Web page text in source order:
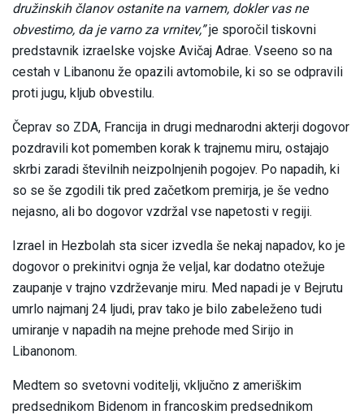
družinskih članov ostanite na varnem, dokler vas ne
obvestimo, da je varno za vrnitev,”je sporočil tiskovni
predstavnik izraelske vojske Avičaj Adrae. Vseeno so na
cestah v Libanonu že opazili avtomobile, ki so se odpravili
proti jugu, kljub obvestilu.
Čeprav so ZDA, Francija in drugi mednarodni akterji dogovor
pozdravili kot pomemben korak k trajnemu miru, ostajajo
skrbi zaradi številnih neizpolnjenih pogojev. Po napadih, ki
so se še zgodili tik pred začetkom premirja, je še vedno
nejasno, ali bo dogovor vzdržal vse napetosti v regiji.
Izrael in Hezbolah sta sicer izvedla še nekaj napadov, ko je
dogovor o prekinitvi ognja že veljal, kar dodatno otežuje
zaupanje v trajno vzdrževanje miru. Med napadi je v Bejrutu
umrlo najmanj 24 ljudi, prav tako je bilo zabeleženo tudi
umiranje v napadih na mejne prehode med Sirijo in
Libanonom.
Medtem so svetovni voditelji, vključno z ameriškim
predsednikom Bidenom in francoskim predsednikom